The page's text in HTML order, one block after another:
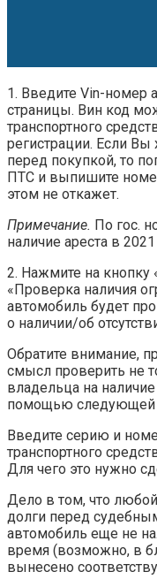
1. Введите Vin-номер
страницы. Вин код
транспортного
регистрации. Если Вы
перед покупкой, то
ПТС и выпишите
этом не откажет.
Примечание. По гос.
наличие ареста в
2. Нажмите на кнопку
«Проверка наличия
автомобиль будет
о наличии/об
Обратите внимание,
смысл проверить не
владельца на
помощью
Введите серию и
транспортного
Для чего это нужно
Дело в том, что
долги перед
автомобиль еще не
время (возможно, в
вынесено